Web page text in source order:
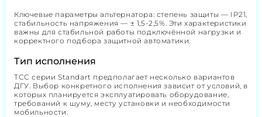
Ключевые параметры альтернатора: степень защиты — IP21,
стабильность напряжения — ± 1,5-2,5%. Эти характеристики
важны для стабильной работы подключённой нагрузки и
корректного подбора защитной автоматики.
Тип исполнения
ТСС серии Standart предполагает несколько вариантов
ДГУ. Выбор конкретного исполнения зависит от условий, в
которых планируется эксплуатировать оборудование,
требований к шуму, месту установки и необходимости
мобильности.